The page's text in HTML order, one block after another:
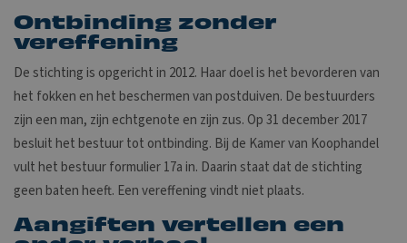
Ontbinding zonder
vereffening
De stichting is opgericht in 2012. Haar doel is het bevorderen van
het fokken en het beschermen van postduiven. De bestuurders
zijn een man, zijn echtgenote en zijn zus. Op 31 december 2017
besluit het bestuur tot ontbinding. Bij de Kamer van Koophandel
vult het bestuur formulier 17a in. Daarin staat dat de stichting
geen baten heeft. Een vereffening vindt niet plaats.
Aangiften vertellen een